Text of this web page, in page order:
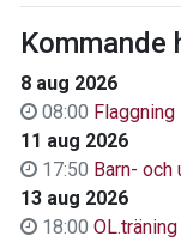
Kommande
8 aug 2026
08:00 Flaggning
11 aug 2026
17:50 Barn- och
13 aug 2026
18:00